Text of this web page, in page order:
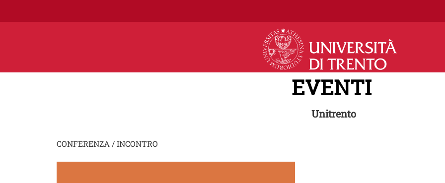
EVENTI
Unitrento
CONFERENZA / INCONTRO